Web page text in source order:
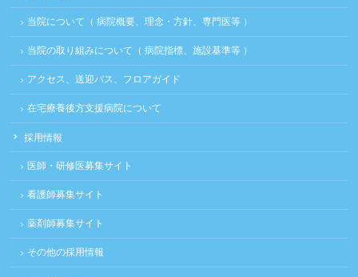
当院について（ 病院概要、理念・方針、専門医等 ）
当院の取り組みについて（ 病院指標、施設基準等 ）
アクセス、送迎バス、フロアガイド
在宅療養後方支援病院について
採用情報
医師・研修医募集サイト
看護師募集サイト
薬剤師募集サイト
その他の採用情報